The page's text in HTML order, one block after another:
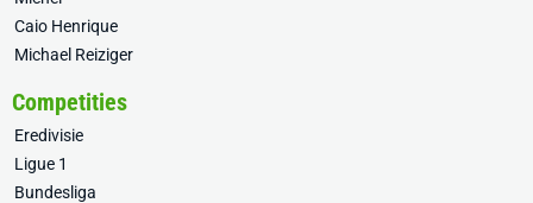
Caio Henrique
Michael Reiziger
Competities
Eredivisie
Ligue 1
Bundesliga